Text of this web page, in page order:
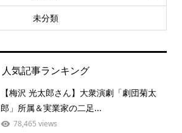
未分類
人気記事ランキング
【梅沢 光太郎さん】大衆演劇「劇団菊太
郎」所属＆実業家の二足...
78,465 views